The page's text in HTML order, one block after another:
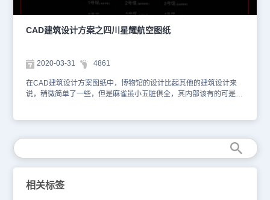
CAD建筑设计方案之四川星耀航空图纸
2020-03-31 4861
在CAD建筑设计方案图纸中，博物馆的设计比起其他的建筑设计来
说，稍微简单了一些，但是麻雀虽小五脏俱全，其内部该有的可是一
CAD官网进行学习。1、四川星耀航空图纸
相关标签